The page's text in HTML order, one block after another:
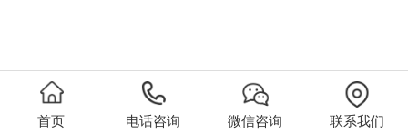
首页 电话咨询 微信咨询 联系我们